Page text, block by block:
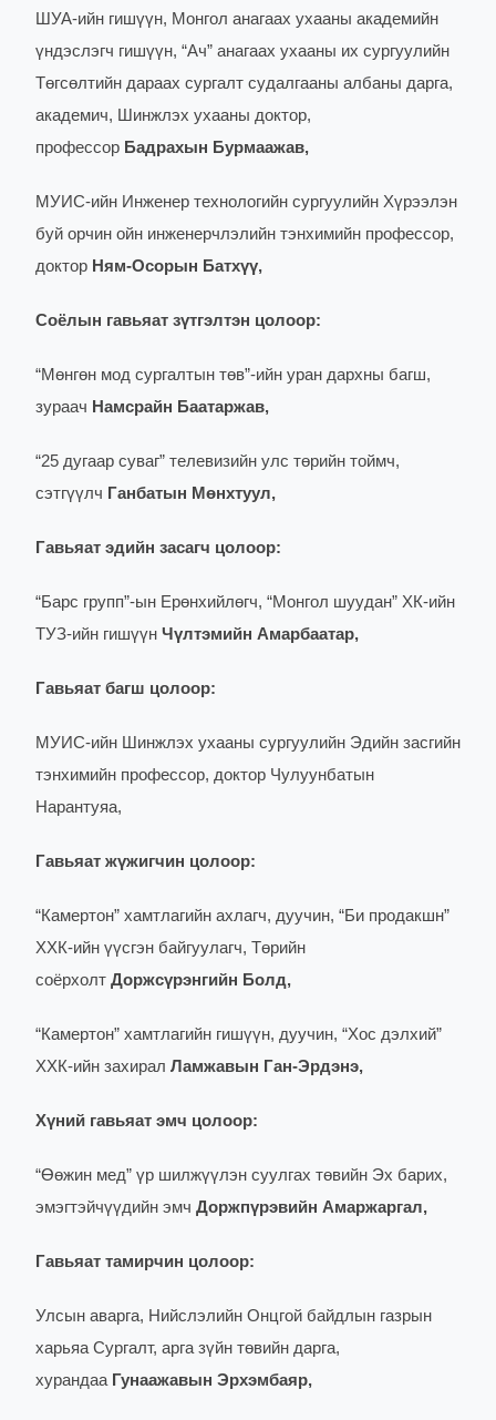
ШУА-ийн гишүүн, Монгол анагаах ухааны академийн
үндэслэгч гишүүн, “Ач” анагаах ухааны их сургуулийн
Төгсөлтийн дараах сургалт судалгааны албаны дарга,
академич, Шинжлэх ухааны доктор,
профессор Бадрахын Бурмаажав,
МУИС-ийн Инженер технологийн сургуулийн Хүрээлэн
буй орчин ойн инженерчлэлийн тэнхимийн профессор,
доктор Ням-Осорын Батхүү,
Соёлын гавьяат зүтгэлтэн цолоор:
“Мөнгөн мод сургалтын төв”-ийн уран дархны багш,
зураач Намсрайн Баатаржав,
“25 дугаар суваг” телевизийн улс төрийн тоймч,
сэтгүүлч Ганбатын Мөнхтуул,
Гавьяат эдийн засагч цолоор:
“Барс групп”-ын Ерөнхийлөгч, “Монгол шуудан” ХК-ийн
ТУЗ-ийн гишүүн Чүлтэмийн Амарбаатар,
Гавьяат багш цолоор:
МУИС-ийн Шинжлэх ухааны сургуулийн Эдийн засгийн
тэнхимийн профессор, доктор Чулуунбатын
Нарантуяа,
Гавьяат жүжигчин цолоор:
“Камертон” хамтлагийн ахлагч, дуучин, “Би продакшн”
ХХК-ийн үүсгэн байгуулагч, Төрийн
соёрхолт Доржсүрэнгийн Болд,
“Камертон” хамтлагийн гишүүн, дуучин, “Хос дэлхий”
ХХК-ийн захирал Ламжавын Ган-Эрдэнэ,
Хүний гавьяат эмч цолоор:
“Өөжин мед” үр шилжүүлэн суулгах төвийн Эх барих,
эмэгтэйчүүдийн эмч Доржпүрэвийн Амаржаргал,
Гавьяат тамирчин цолоор:
Улсын аварга, Нийслэлийн Онцгой байдлын газрын
харьяа Сургалт, арга зүйн төвийн дарга,
хурандаа Гунаажавын Эрхэмбаяр,